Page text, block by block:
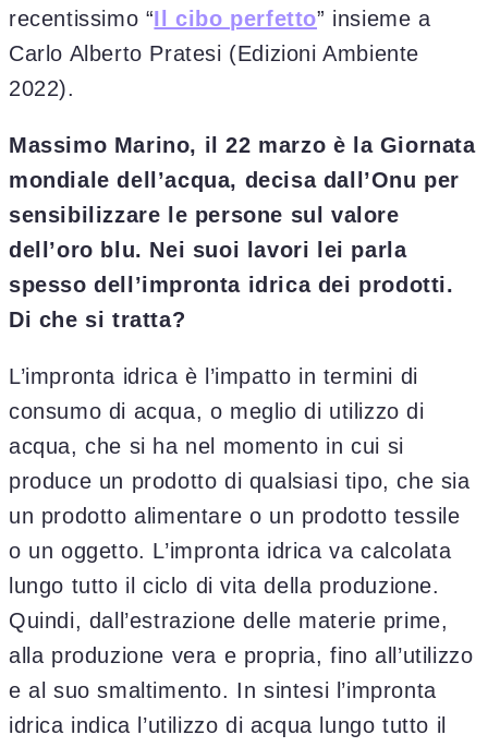
recentissimo “Il cibo perfetto” insieme a
Carlo Alberto Pratesi (Edizioni Ambiente
2022).
Massimo Marino, il 22 marzo è la Giornata
mondiale dell’acqua, decisa dall’Onu per
sensibilizzare le persone sul valore
dell’oro blu. Nei suoi lavori lei parla
spesso dell’impronta idrica dei prodotti.
Di che si tratta?
L’impronta idrica è l’impatto in termini di
consumo di acqua, o meglio di utilizzo di
acqua, che si ha nel momento in cui si
produce un prodotto di qualsiasi tipo, che sia
un prodotto alimentare o un prodotto tessile
o un oggetto. L’impronta idrica va calcolata
lungo tutto il ciclo di vita della produzione.
Quindi, dall’estrazione delle materie prime,
alla produzione vera e propria, fino all’utilizzo
e al suo smaltimento. In sintesi l’impronta
idrica indica l’utilizzo di acqua lungo tutto il